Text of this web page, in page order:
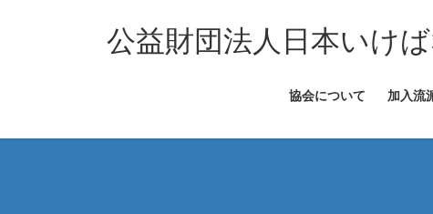
ス
ン
公益財団法人日本いけ
協会について 加入流